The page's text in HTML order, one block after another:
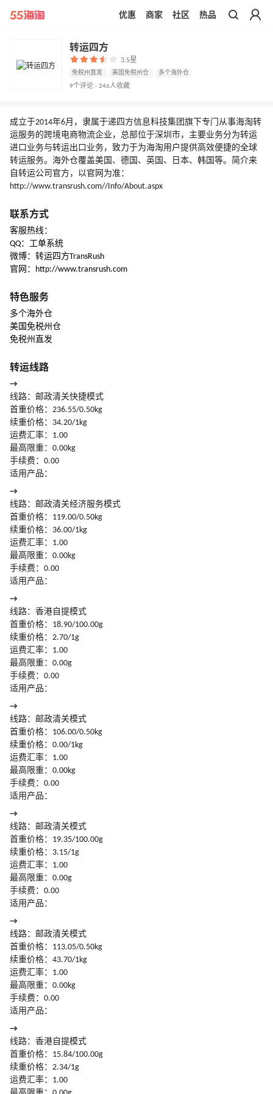
带你去官网买正品
优惠 商家 社区 热品
转运四方
3.5星
免税州直发 美国免税州仓
多个海外仓
9个评论 · 246人收藏
成立于2014年6月，隶属于递四方信息科技集团旗下专门从事海淘转
运服务的跨境电商物流企业，总部位于深圳市，主要业务分为转运
进口业务与转运出口业务，致力于为海淘用户提供高效便捷的全球
转运服务。海外仓覆盖美国、德国、英国、日本、韩国等。简介来
自转运公司官方，以官网为准：
http://www.transrush.com//Info/About.aspx
联系方式
客服热线：
QQ：工单系统
微博：转运四方TransRush
官网：http://www.transrush.com
特色服务
多个海外仓
美国免税州仓
免税州直发
转运线路
→
线路：邮政清关快捷模式
首重价格：236.55/0.50kg
续重价格：34.20/1kg
运费汇率：1.00
最高限重：0.00kg
手续费：0.00
适用产品：
→
线路：邮政清关经济服务模式
首重价格：119.00/0.50kg
续重价格：36.00/1kg
运费汇率：1.00
最高限重：0.00kg
手续费：0.00
适用产品：
→
线路：香港自提模式
首重价格：18.90/100.00g
续重价格：2.70/1g
运费汇率：1.00
最高限重：0.00g
手续费：0.00
适用产品：
→
线路：邮政清关模式
首重价格：106.00/0.50kg
续重价格：0.00/1kg
运费汇率：1.00
最高限重：0.00kg
手续费：0.00
适用产品：
→
线路：邮政清关模式
首重价格：19.35/100.00g
续重价格：3.15/1g
运费汇率：1.00
最高限重：0.00g
手续费：0.00
适用产品：
→
线路：邮政清关模式
首重价格：113.05/0.50kg
续重价格：43.70/1kg
运费汇率：1.00
最高限重：0.00kg
手续费：0.00
适用产品：
→
线路：香港自提模式
首重价格：15.84/100.00g
续重价格：2.34/1g
运费汇率：1.00